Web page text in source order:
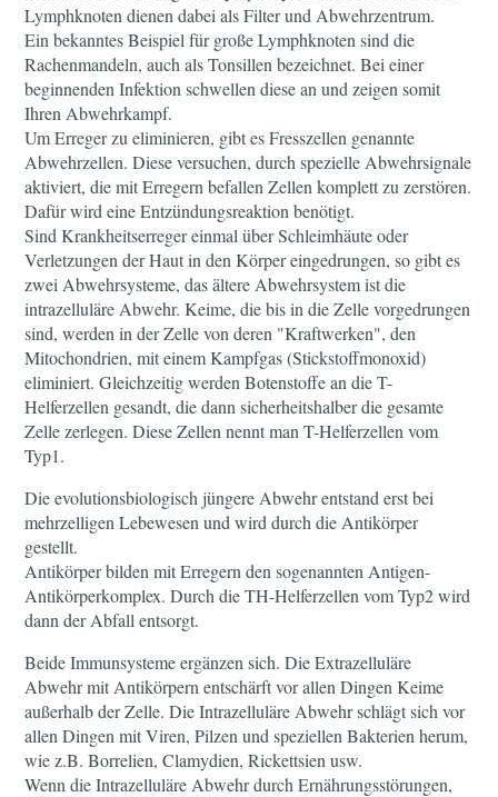
Lymphknoten dienen dabei als Filter und Abwehrzentrum.
Ein bekanntes Beispiel für große Lymphknoten sind die
Rachenmandeln, auch als Tonsillen bezeichnet. Bei einer
beginnenden Infektion schwellen diese an und zeigen somit
Ihren Abwehrkampf.
Um Erreger zu eliminieren, gibt es Fresszellen genannte
Abwehrzellen. Diese versuchen, durch spezielle Abwehrsignale
aktiviert, die mit Erregern befallen Zellen komplett zu zerstören.
Dafür wird eine Entzündungsreaktion benötigt.
Sind Krankheitserreger einmal über Schleimhäute oder
Verletzungen der Haut in den Körper eingedrungen, so gibt es
zwei Abwehrsysteme, das ältere Abwehrsystem ist die
intrazelluläre Abwehr. Keime, die bis in die Zelle vorgedrungen
sind, werden in der Zelle von deren "Kraftwerken", den
Mitochondrien, mit einem Kampfgas (Stickstoffmonoxid)
eliminiert. Gleichzeitig werden Botenstoffe an die T-
Helferzellen gesandt, die dann sicherheitshalber die gesamte
Zelle zerlegen. Diese Zellen nennt man T-Helferzellen vom
Typ1.
Die evolutionsbiologisch jüngere Abwehr entstand erst bei
mehrzelligen Lebewesen und wird durch die Antikörper
gestellt.
Antikörper bilden mit Erregern den sogenannten Antigen-
Antikörperkomplex. Durch die TH-Helferzellen vom Typ2 wird
dann der Abfall entsorgt.
Beide Immunsysteme ergänzen sich. Die Extrazelluläre
Abwehr mit Antikörpern entschärft vor allen Dingen Keime
außerhalb der Zelle. Die Intrazelluläre Abwehr schlägt sich vor
allen Dingen mit Viren, Pilzen und speziellen Bakterien herum,
wie z.B. Borrelien, Clamydien, Rickettsien usw.
Wenn die Intrazelluläre Abwehr durch Ernährungsstörungen,